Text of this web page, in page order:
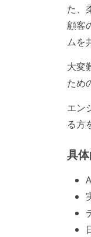
た、
顧客
ムを
大変
ため
エン
る方
具